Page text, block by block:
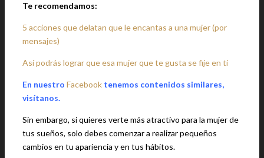
Te recomendamos:
5 acciones que delatan que le encantas a una mujer (por
mensajes)
Así podrás lograr que esa mujer que te gusta se fije en ti
En nuestro Facebook tenemos contenidos similares,
visítanos.
Sin embargo, si quieres verte más atractivo para la mujer de
tus sueños, solo debes comenzar a realizar pequeños
cambios en tu apariencia y en tus hábitos.